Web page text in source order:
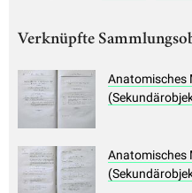
Verknüpfte
Anatomisches
Anatomisches